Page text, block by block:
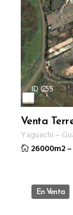
ID C55
Venta
Yaguachi –
26000m2–
En Venta